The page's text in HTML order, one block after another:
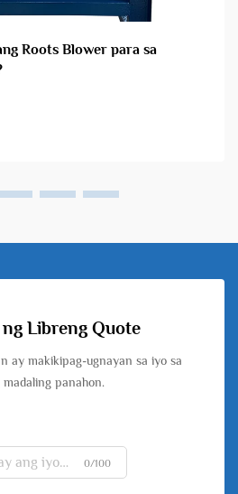
Roots Blower para sa
Libreng Quote
ay makikipag-ugnayan sa iyo sa
madaling panahon.
0/100